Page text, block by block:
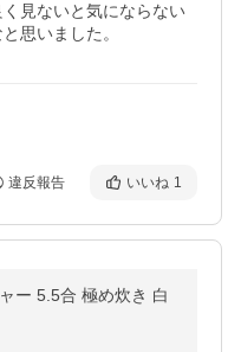
見ないと気にならない
思いました。
違反報告 いいね 1
ー 5.5合 極め炊き 白